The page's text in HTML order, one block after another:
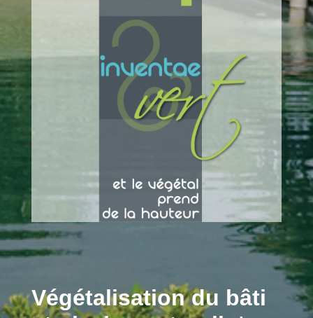
Végétalisation du bâti